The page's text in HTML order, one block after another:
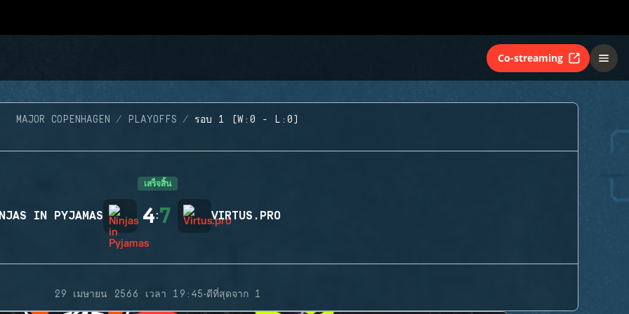
Co-streaming
MAJOR COPENHAGEN PLAYOFFS รอบ 1 (W:0 - L:0)
เสร็จสิ้น
IN PYJAMAS 4:7 VIRTUS.PRO
29 เมษายน 2566 เวลา 19:45·ดีที่สุดจาก 1